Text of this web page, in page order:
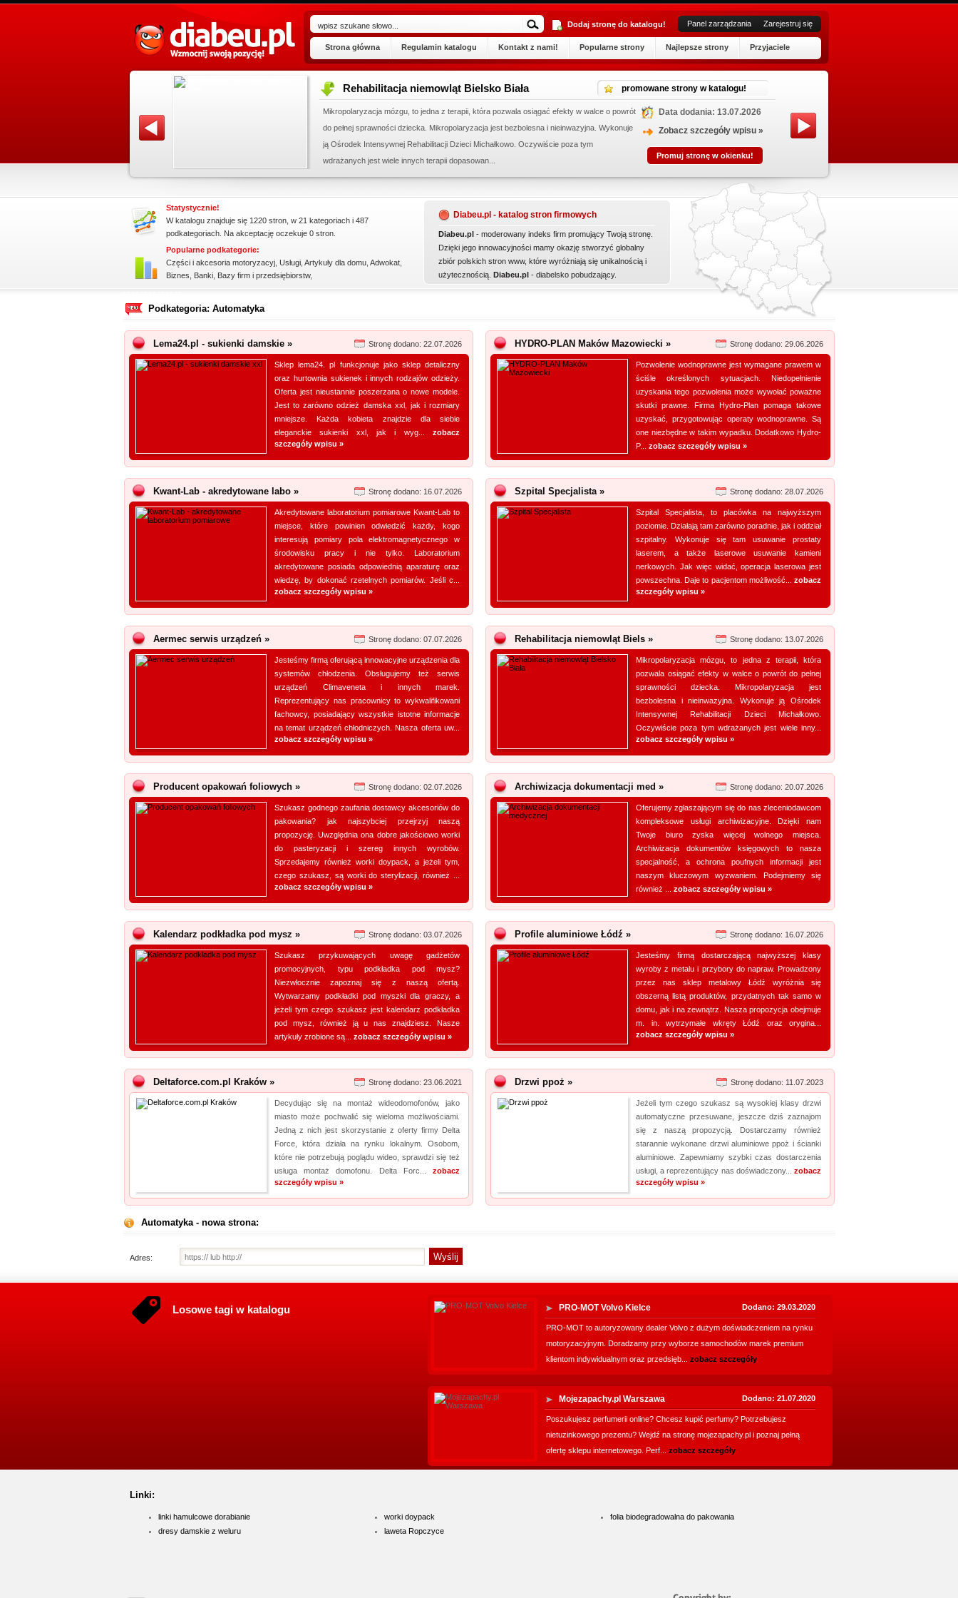
Dodaj stronę do katalogu! Panel zarządzania Zarejestruj się
Strona główna Regulamin katalogu Kontakt z nami! Popularne strony Najlepsze strony Przyjaciele
Zobacz szczegóły wpisu »
Rehabilitacja niemowląt Bielsko Biała promowane strony w katalogu!
Mikropolaryzacja mózgu, to jedna z terapii, która pozwala osiągać efekty w walce o powrót
do pełnej sprawności dziecka. Mikropolaryzacja jest bezbolesna i nieinwazyjna. Wykonuje
ją Ośrodek Intensywnej Rehabilitacji Dzieci Michałkowo. Oczywiście poza tym
wdrażanych jest wiele innych terapii dopasowan...
Data dodania: 13.07.2026
Zobacz szczegóły wpisu »
Promuj stronę w okienku!
Diabeu.pl - katalog stron firmowych
Diabeu.pl - moderowany indeks firm promujący Twoją stronę.
Dzięki jego innowacyjności mamy okazję stworzyć globalny
zbiór polskich stron www, które wyróżniają się unikalnością i
użytecznością. Diabeu.pl - diabelsko pobudzający.
Statystycznie!
W katalogu znajduje się 1220 stron, w 21 kategoriach i 487
podkategoriach. Na akceptację oczekuje 0 stron.
Popularne podkategorie:
Części i akcesoria motoryzacyj Usługi Artykuły dla domu Adwokat
Biznes
Banki Bazy firm i przedsiębiorstw,
Podkategoria: Automatyka
Lema24.pl - sukienki damskie » Stronę dodano: 22.07.2026
Sklep lema24. pl funkcjonuje jako sklep detaliczny
oraz hurtownia sukienek i innych rodzajów odzieży.
Oferta jest nieustannie poszerzana o nowe modele.
Jest to zarówno odzież damska xxl, jak i rozmiary
mniejsze. Każda kobieta znajdzie dla siebie
eleganckie sukienki xxl, jak i wyg... zobacz
szczegóły wpisu »
HYDRO-PLAN Maków Mazowiecki » Stronę dodano: 29.06.2026
Pozwolenie wodnoprawne jest wymagane prawem w
ściśle określonych sytuacjach. Niedopełnienie
uzyskania tego pozwolenia może wywołać poważne
skutki prawne. Firma Hydro-Plan pomaga takowe
uzyskać, przygotowując operaty wodnoprawne. Są
one niezbędne w takim wypadku. Dodatkowo Hydro-
P... zobacz szczegóły wpisu »
Kwant-Lab - akredytowane labo » Stronę dodano: 16.07.2026
Akredytowane laboratorium pomiarowe Kwant-Lab to
miejsce, które powinien odwiedzić każdy, kogo
interesują pomiary pola elektromagnetycznego w
środowisku pracy i nie tylko. Laboratorium
akredytowane posiada odpowiednią aparaturę oraz
wiedzę, by dokonać rzetelnych pomiarów. Jeśli c...
zobacz szczegóły wpisu »
Szpital Specjalista » Stronę dodano: 28.07.2026
Szpital Specjalista, to placówka na najwyższym
poziomie. Działają tam zarówno poradnie, jak i oddział
szpitalny. Wykonuje się tam usuwanie prostaty
laserem, a także laserowe usuwanie kamieni
nerkowych. Jak więc widać, operacja laserowa jest
powszechna. Daje to pacjentom możliwość... zobacz
szczegóły wpisu »
Aermec serwis urządzeń » Stronę dodano: 07.07.2026
Jesteśmy firmą oferującą innowacyjne urządzenia dla
systemów chłodzenia. Obsługujemy też serwis
urządzeń Climaveneta i innych marek.
Reprezentujący nas pracownicy to wykwalifikowani
fachowcy, posiadający wszystkie istotne informacje
na temat urządzeń chłodniczych. Nasza oferta uw...
zobacz szczegóły wpisu »
Rehabilitacja niemowląt Biels » Stronę dodano: 13.07.2026
Mikropolaryzacja mózgu, to jedna z terapii, która
pozwala osiągać efekty w walce o powrót do pełnej
sprawności dziecka. Mikropolaryzacja jest
bezbolesna i nieinwazyjna. Wykonuje ją Ośrodek
Intensywnej Rehabilitacji Dzieci Michałkowo.
Oczywiście poza tym wdrażanych jest wiele inny...
zobacz szczegóły wpisu »
Producent opakowań foliowych » Stronę dodano: 02.07.2026
Szukasz godnego zaufania dostawcy akcesoriów do
pakowania? jak najszybciej przejrzyj naszą
propozycję. Uwzględnia ona dobre jakościowo worki
do pasteryzacji i szereg innych wyrobów.
Sprzedajemy również worki doypack, a jeżeli tym,
czego szukasz, są worki do sterylizacji, również ...
zobacz szczegóły wpisu »
Archiwizacja dokumentacji med » Stronę dodano: 20.07.2026
Oferujemy zgłaszającym się do nas zleceniodawcom
kompleksowe usługi archiwizacyjne. Dzięki nam
Twoje biuro zyska więcej wolnego miejsca.
Archiwizacja dokumentów księgowych to nasza
specjalność, a ochrona poufnych informacji jest
naszym kluczowym wyzwaniem. Podejmiemy się
również ... zobacz szczegóły wpisu »
Kalendarz podkładka pod mysz » Stronę dodano: 03.07.2026
Szukasz przykuwających uwagę gadżetów
promocyjnych, typu podkładka pod mysz?
Niezwłocznie zapoznaj się z naszą ofertą.
Wytwarzamy podkładki pod myszki dla graczy, a
jeżeli tym czego szukasz jest kalendarz podkładka
pod mysz, również ją u nas znajdziesz. Nasze
artykuły zrobione są... zobacz szczegóły wpisu »
Profile aluminiowe Łódź » Stronę dodano: 16.07.2026
Jesteśmy firmą dostarczającą najwyższej klasy
wyroby z metalu i przybory do napraw. Prowadzony
przez nas sklep metalowy Łódź wyróżnia się
obszerną listą produktów, przydatnych tak samo w
domu, jak i na zewnątrz. Nasza propozycja obejmuje
m. in. wytrzymałe wkręty Łódź oraz orygina...
zobacz szczegóły wpisu »
Deltaforce.com.pl Kraków » Stronę dodano: 23.06.2021
Decydując się na montaż wideodomofonów, jako
miasto może pochwalić się wieloma możliwościami.
Jedną z nich jest skorzystanie z oferty firmy Delta
Force, która działa na rynku lokalnym. Osobom,
które nie potrzebują poglądu wideo, sprawdzi się też
usługa montaż domofonu. Delta Forc... zobacz
szczegóły wpisu »
Drzwi ppoż » Stronę dodano: 11.07.2023
Jeżeli tym czego szukasz są wysokiej klasy drzwi
automatyczne przesuwane, jeszcze dziś zaznajom
się z naszą propozycją. Dostarczamy również
starannie wykonane drzwi aluminiowe ppoż i ścianki
aluminiowe. Zapewniamy szybki czas dostarczenia
usługi, a reprezentujący nas doświadczony... zobacz
szczegóły wpisu »
Automatyka - nowa strona:
Adres:
Losowe tagi w katalogu PRO-MOT Volvo Kielce Dodano: 29.03.2020
PRO-MOT to autoryzowany dealer Volvo z dużym doświadczeniem na rynku
motoryzacyjnym. Doradzamy przy wyborze samochodów marek premium
klientom indywidualnym oraz przedsięb... zobacz szczegóły
Mojezapachy.pl Warszawa Dodano: 21.07.2020
Poszukujesz perfumerii online? Chcesz kupić perfumy? Potrzebujesz
nietuzinkowego prezentu? Wejdź na stronę mojezapachy.pl i poznaj pełną
ofertę sklepu internetowego. Perf... zobacz szczegóły
Linki:
linki hamulcowe dorabianie
dresy damskie z weluru
worki doypack
laweta Ropczyce
folia biodegradowalna do pakowania